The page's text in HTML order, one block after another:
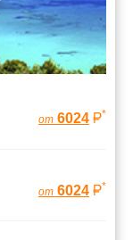
от 6024 *
от 6024 *